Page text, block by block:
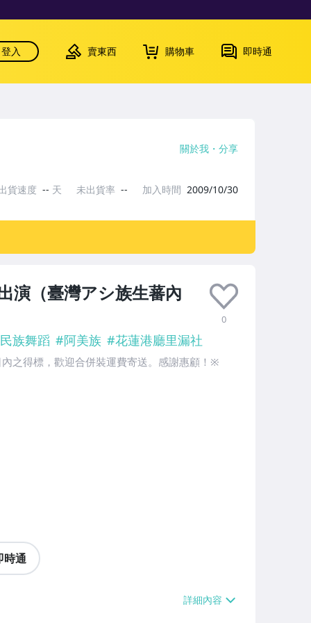
登入 賣東西 購物車 即時通
（臺灣アシ族生蕃內
0
民族舞蹈 #阿美族 #花蓮港廳里漏社
標，歡迎合併裝運費寄送。感謝惠顧！※
時通
關於我 分享
貨速度 -- 天 未出貨率 -- 加入時間 2009/10/30